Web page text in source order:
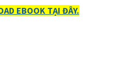
EBOOK TẠI ĐÂY.